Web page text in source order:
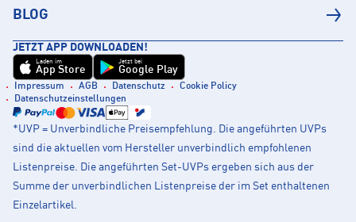
BLOG
JETZT APP DOWNLOADEN!
Laden im
App Store
Jetzt bei
Google Play
Impressum AGB Datenschutz
Cookie Policy
Datenschutzeinstellungen
*UVP = Unverbindliche Preisempfehlung. Die angeführten UVPs
sind die aktuellen vom Hersteller unverbindlich empfohlenen
Listenpreise. Die angeführten Set-UVPs ergeben sich aus der
Summe der unverbindlichen Listenpreise der im Set enthaltenen
Einzelartikel.